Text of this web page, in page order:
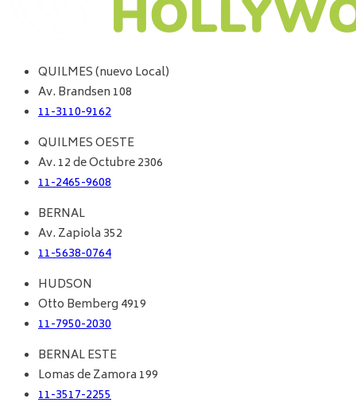
QUILMES (nuevo Local)
Av. Brandsen 108
11-3110-9162
QUILMES OESTE
Av. 12 de Octubre 2306
11-2465-9608
BERNAL
Av. Zapiola 352
11-5638-0764
HUDSON
Otto Bemberg 4919
11-7950-2030
BERNAL ESTE
Lomas de Zamora 199
11-3517-2255